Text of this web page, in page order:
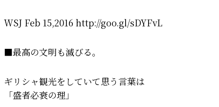
WSJ Feb 15,2016 http://goo.gl/sDYFvL
■最高の文明も滅びる。
ギリシャ観光をしていて思う言葉は
「盛者必衰の理」